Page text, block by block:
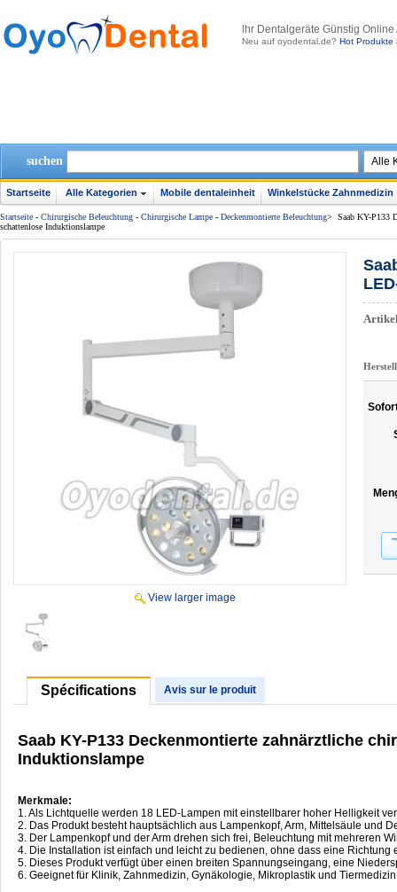
lhr Dentalgeräte Günstig
Neu auf oyodental.de? Hot Produkte
suchen
Startseite Alle Kategorien Mobile dentaleinheit Winkelstücke Zahnmedizin
Startseite - Chirurgische Beleuchtung - Chirurgische Lampe - Deckenmontierte Beleuchtung> Saab KY-P133
schattenlose Induktionslampe
View larger image
Spécifications Avis sur le produit
Saab KY-P133 Deckenmontierte zahnärztliche
Induktionslampe
Merkmale:
1. Als Lichtquelle werden 18 LED-Lampen mit einstellbarer hoher Helligkeit
2. Das Produkt besteht hauptsächlich aus Lampenkopf, Arm, Mittelsäule und
3. Der Lampenkopf und der Arm drehen sich frei, Beleuchtung mit mehreren
4. Die Installation ist einfach und leicht zu bedienen, ohne dass eine Richtung
5. Dieses Produkt verfügt über einen breiten Spannungseingang, eine
6. Geeignet für Klinik, Zahnmedizin, Gynäkologie, Mikroplastik und